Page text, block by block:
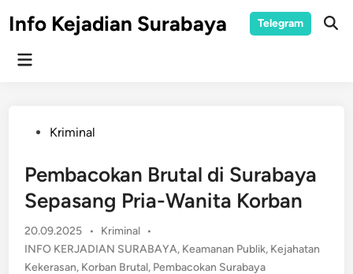
toInfo Kejadian Surabaya Telegram
Main
PostedKriminal
Pembacokan Brutal di Surabaya
Sepasang Pria-Wanita Korban
20.09.2025 •
Posted
in
Kriminal •
INFO KERJADIAN SURABAYA, Keamanan Publik, Kejahatan
Kekerasan, Korban Brutal, Pembacokan Surabaya